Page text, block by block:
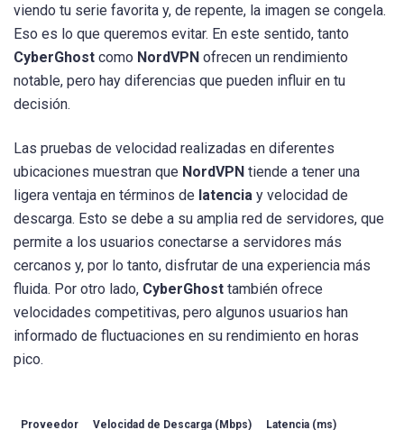
viendo tu serie favorita y, de repente, la imagen se congela.
Eso es lo que queremos evitar. En este sentido, tanto
CyberGhost como NordVPN ofrecen un rendimiento
notable, pero hay diferencias que pueden influir en tu
decisión.
Las pruebas de velocidad realizadas en diferentes
ubicaciones muestran que NordVPN tiende a tener una
ligera ventaja en términos de latencia y velocidad de
descarga. Esto se debe a su amplia red de servidores, que
permite a los usuarios conectarse a servidores más
cercanos y, por lo tanto, disfrutar de una experiencia más
fluida. Por otro lado, CyberGhost también ofrece
velocidades competitivas, pero algunos usuarios han
informado de fluctuaciones en su rendimiento en horas
pico.
Proveedor Velocidad de Descarga (Mbps) Latencia (ms)